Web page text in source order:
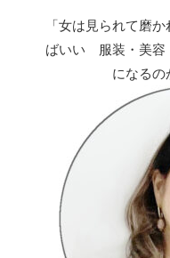
「女は見られて磨
ばいい 服装・美容
になるの